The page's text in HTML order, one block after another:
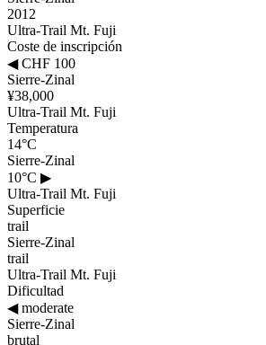
2012
Ultra-Trail Mt. Fuji
Coste de inscripción
◀CHF 100
Sierre-Zinal
¥38,000
Ultra-Trail Mt. Fuji
Temperatura
14°C
Sierre-Zinal
10°C ▶
Ultra-Trail Mt. Fuji
Superficie
trail
Sierre-Zinal
trail
Ultra-Trail Mt. Fuji
Dificultad
◀moderate
Sierre-Zinal
brutal